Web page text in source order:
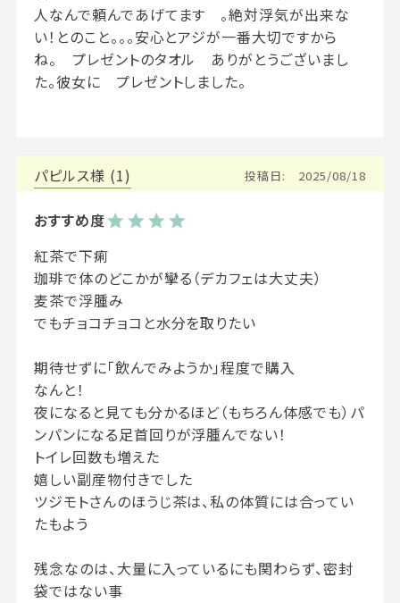
人なんで頼んであげてます　。絶対浮気が出来な
い！とのこと。。。安心とアジが一番大切ですから
ね。　プレゼントのタオル　ありがとうございまし
た。彼女に　プレゼントしました。
パピルス 1 投稿日 2025/08/18
紅茶で下痢
珈琲で体のどこかが攣る（デカフェは大丈夫）
麦茶で浮腫み
でもチョコチョコと水分を取りたい
期待せずに「飲んでみようか」程度で購入
なんと！
夜になると見ても分かるほど（もちろん体感でも）パ
ンパンになる足首回りが浮腫んでない！
トイレ回数も増えた
嬉しい副産物付きでした
ツジモトさんのほうじ茶は、私の体質には合ってい
たもよう
残念なのは、大量に入っているにも関わらず、密封
袋ではない事